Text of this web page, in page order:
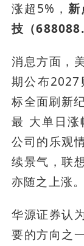
涨超5%， 新
技（
消息方面，
期公布2027
标全面刷新
最 大单日
公司的乐观
续景气，联
亦随之上涨。
华源证券认
要的方向之